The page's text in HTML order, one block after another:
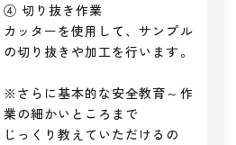
④ 切り抜き作業
カッターを使用して、サンプル
の切り抜きや加工を行います。
※さらに基本的な安全教育～作
業の細かいところまで
じっくり教えていただけるの